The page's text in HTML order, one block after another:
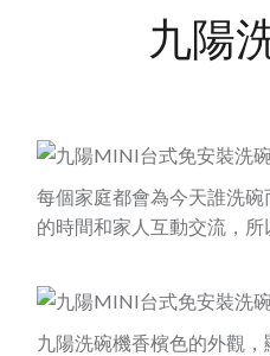
九陽
每個家庭都會為今天誰洗碗
的時間和家人互動交流，所
九陽洗碗機香檳色的外觀，